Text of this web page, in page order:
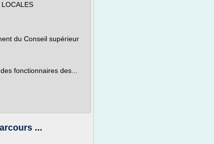
du Conseil supérieur
fonctionnaires des...
...